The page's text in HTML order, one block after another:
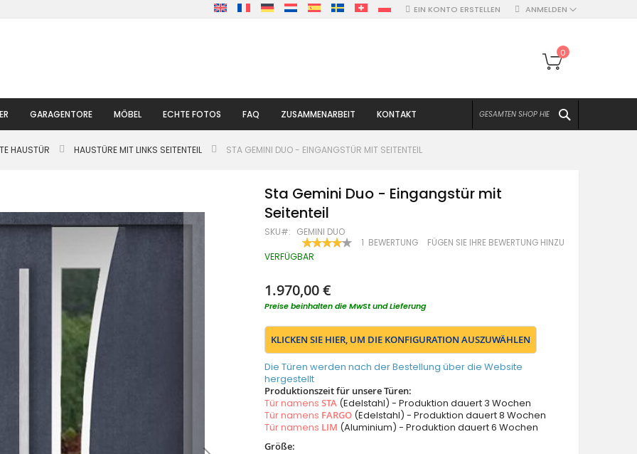
ANMELDEN
EIN KONTO ERSTELLEN
Mein
0
GARAGENTORE MÖBEL ECHTE FOTOS FAQ ZUSAMMENARBEIT KONTAKT
HAUSTÜR HAUSTÜRE MIT LINKS SEITENTEIL STA GEMINI DUO - EINGANGSTÜR MIT SEITENTEIL
Sta Gemini Duo - Eingangstür mit
Seitenteil
SKU GEMINI DUO
BEWERTUNG:
80
% OF
1 BEWERTUNG FÜGEN SIE IHRE BEWERTUNG HINZU
VERFÜGBAR
1.970,00 €
Preise beinhalten die MwSt und Lieferung
KLICKEN SIE HIER, UM DIE KONFIGURATION AUSZUWÄHLEN
Die Türen werden nach der Bestellung über die Website
hergestellt
Produktionszeit für unsere Türen:
Tür namensSTA (Edelstahl) - Produktion dauert 3 Wochen
Tür namens FARGO (Edelstahl) - Produktion dauert 8 Wochen
Tür namens LIM (Aluminium) - Produktion dauert 6 Wochen
Größe: